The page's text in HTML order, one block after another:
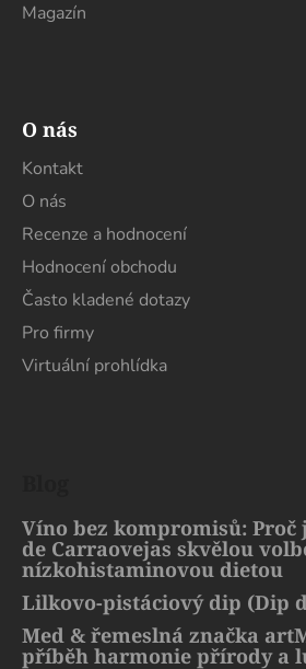
Magazín
O nás
Kontakt
O nás
Recenze a hodnocení
Hodnocení obchodu
Často kladené dotazy
Pro firmy
Virtuální prohlídka
Víno bez kompromisů: Proč
de Carraovejas skvělou
nízkohistaminovou dietou
Lilkovo-pistáciový dip (Dip
Med & řemeslná značka
příběh harmonie přírody a